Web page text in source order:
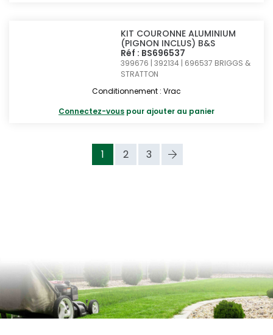
KIT COURONNE ALUMINIUM
(PIGNON INCLUS) B&S
Réf : BS696537
399676 | 392134 | 696537 BRIGGS &
STRATTON
Conditionnement : Vrac
Connectez-vous pour ajouter au panier
1 2 3